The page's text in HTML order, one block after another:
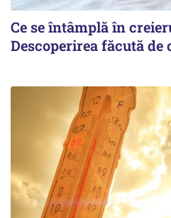
Ce se întâmplă în
Descoperirea făcută de